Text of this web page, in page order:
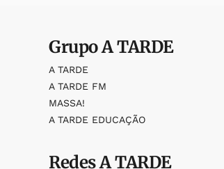
GrupoA TARDE
A TARDE
A TARDE FM
MASSA!
A TARDE EDUCAÇÃO
RedesA TARDE